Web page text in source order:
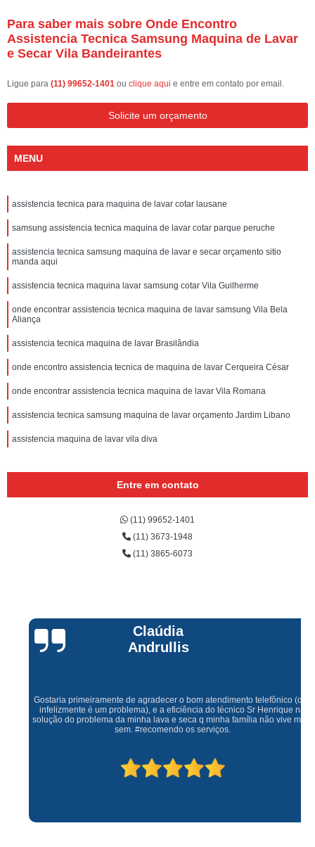
Para saber mais sobre Onde Encontro
Assistencia Tecnica Samsung Maquina de Lavar
e Secar Vila Bandeirantes
Ligue para (11) 99652-1401 ou clique aqui e entre em contato por email.
Solicite um orçamento
MENU
assistencia tecnica para maquina de lavar cotar lausane
samsung assistencia tecnica maquina de lavar cotar parque peruche
assistencia tecnica samsung maquina de lavar e secar orçamento sitio
manda aqui
assistencia tecnica maquina lavar samsung cotar Vila Guilherme
onde encontrar assistencia tecnica maquina de lavar samsung Vila Bela
Aliança
assistencia tecnica maquina de lavar Brasilândia
onde encontro assistencia tecnica de maquina de lavar Cerqueira César
onde encontrar assistencia tecnica maquina de lavar Vila Romana
assistencia tecnica samsung maquina de lavar orçamento Jardim Libano
assistencia maquina de lavar vila diva
Entre em contato
(11) 99652-1401
(11) 3673-1948
(11) 3865-6073
Claúdia
Andrullis
Gostaria primeiramente de agradecer o bom atendimento telefônico (q hj
infelizmente é um problema), e a eficiência do técnico Sr Henrique na
solução do problema da minha lava e seca q minha família não vive mais
sem. #recomendo os serviços.